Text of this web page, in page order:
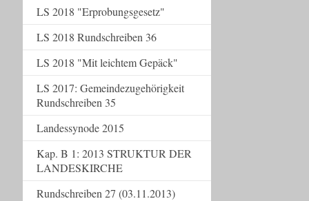
LS 2018 "Erprobungsgesetz"
LS 2018 Rundschreiben 36
LS 2018 "Mit leichtem Gepäck"
LS 2017: Gemeindezugehörigkeit
Rundschreiben 35
Landessynode 2015
Kap. B 1: 2013 STRUKTUR DER
LANDESKIRCHE
Rundschreiben 27 (03.11.2013)